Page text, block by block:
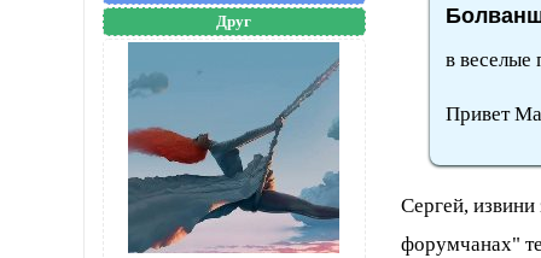
Друг
в
Привет
Сергей,
форумчанах"